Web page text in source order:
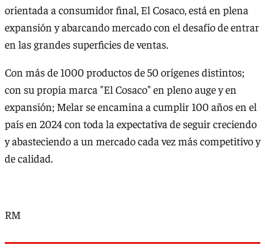
orientada a consumidor final, El Cosaco, está en plena
expansión y abarcando mercado con el desafío de entrar
en las grandes superficies de ventas.
Con más de 1000 productos de 50 orígenes distintos;
con su propia marca "El Cosaco" en pleno auge y en
expansión; Melar se encamina a cumplir 100 años en el
país en 2024 con toda la expectativa de seguir creciendo
y abasteciendo a un mercado cada vez más competitivo y
de calidad.
RM